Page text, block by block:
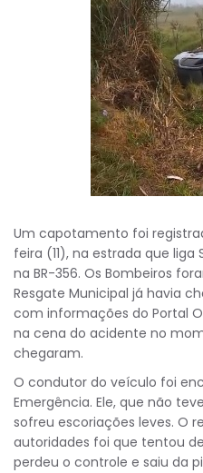
Um capotamento foi
feira (11), na estrada que
na BR-356. Os Bombeiros
Resgate Municipal já havia
com informações do Portal
na cena do acidente no
chegaram.
O condutor do veículo foi
Emergência. Ele, que não
sofreu escoriações leves. O
autoridades foi que tentou
perdeu o controle e saiu da